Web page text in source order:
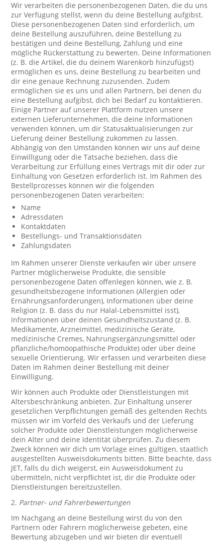
Wir verarbeiten die personenbezogenen Daten, die du uns
zur Verfügung stellst, wenn du deine Bestellung aufgibst.
Diese personenbezogenen Daten sind erforderlich, um
deine Bestellung auszuführen, deine Bestellung zu
bestätigen und deine Bestellung, Zahlung und eine
mögliche Rückerstattung zu bewerten. Deine Informationen
(z. B. die Artikel, die du deinem Warenkorb hinzufügst)
ermöglichen es uns, deine Bestellung zu bearbeiten und
dir eine genaue Rechnung zuzusenden. Zudem
ermöglichen sie es uns und allen Partnern, bei denen du
eine Bestellung aufgibst, dich bei Bedarf zu kontaktieren.
Einige Partner auf unserer Plattform nutzen unsere
externen Lieferunternehmen, die deine Informationen
verwenden können, um dir Statusaktualisierungen zur
Lieferung deiner Bestellung zukommen zu lassen.
Abhängig von den Umständen können wir uns auf deine
Einwilligung oder die Tatsache beziehen, dass die
Verarbeitung zur Erfüllung eines Vertrags mit dir oder zur
Einhaltung von Gesetzen erforderlich ist. Im Rahmen des
Bestellprozesses können wir die folgenden
personenbezogenen Daten verarbeiten:
Name
Adressdaten
Kontaktdaten
Bestellungs- und Transaktionsdaten
Zahlungsdaten
Im Rahmen unserer Dienste verkaufen wir über unsere
Partner möglicherweise Produkte, die sensible
personenbezogene Daten offenlegen können, wie z. B.
gesundheitsbezogene Informationen (Allergien oder
Ernährungsanforderungen), Informationen über deine
Religion (z. B. dass du nur Halal-Lebensmittel isst),
Informationen über deinen Gesundheitszustand (z. B.
Medikamente, Arzneimittel, medizinische Geräte,
medizinische Cremes, Nahrungsergänzungsmittel oder
pflanzliche/homöopathische Produkte) oder über deine
sexuelle Orientierung. Wir erfassen und verarbeiten diese
Daten im Rahmen deiner Bestellung mit deiner
Einwilligung.
Wir können auch Produkte oder Dienstleistungen mit
Altersbeschränkung anbieten. Zur Einhaltung unserer
gesetzlichen Verpflichtungen gemäß des geltenden Rechts
müssen wir im Vorfeld des Verkaufs und der Lieferung
solcher Produkte oder Dienstleistungen möglicherweise
dein Alter und deine Identität überprüfen. Zu diesem
Zweck können wir dich um Vorlage eines gültigen, staatlich
ausgestellten Ausweisdokuments bitten. Bitte beachte, dass
JET, falls du dich weigerst, ein Ausweisdokument zu
übermitteln, nicht verpflichtet ist, dir die Produkte oder
Dienstleistungen bereitzustellen.
2. Partner- und Fahrerbewertungen
Im Nachgang an deine Bestellung wirst du von den
Partnern oder Fahrern möglicherweise gebeten, eine
Bewertung abzugeben und wir bieten dir eventuell